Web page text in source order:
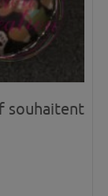
souhaitent